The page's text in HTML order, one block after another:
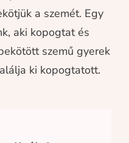
a szemét. Egy
aki kopogtat és
szemű gyerek
ki kopogtatott.